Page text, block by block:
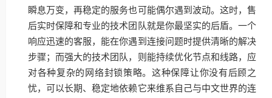
瞬息万变，再稳定的服务也可能偶尔遇到波动。这时，售
后实时保障和专业的技术团队就是你最坚实的后盾。一个
响应迅速的客服，能在你遇到连接问题时提供清晰的解决
步骤；而强大的技术团队，则能持续优化节点和线路，应
对各种复杂的网络封锁策略。这种保障让你没有后顾之
忧，可以长期、稳定地依赖它来维系自己与中文世界的连